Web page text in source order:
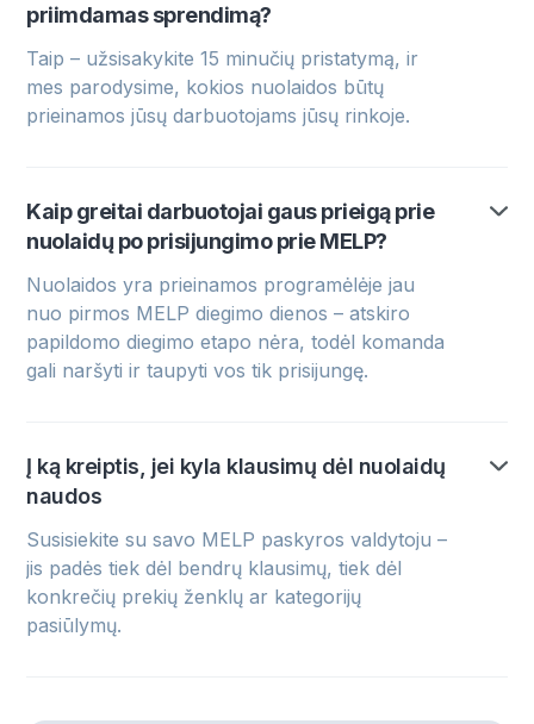
priimdamas sprendimą?
Taip – užsisakykite 15 minučių pristatymą, ir
mes parodysime, kokios nuolaidos būtų
prieinamos jūsų darbuotojams jūsų rinkoje.
Kaip greitai darbuotojai gaus prieigą prie
nuolaidų po prisijungimo prie MELP?
Nuolaidos yra prieinamos programėlėje jau
nuo pirmos MELP diegimo dienos – atskiro
papildomo diegimo etapo nėra, todėl komanda
gali naršyti ir taupyti vos tik prisijungę.
Į ką kreiptis, jei kyla klausimų dėl nuolaidų
naudos
Susisiekite su savo MELP paskyros valdytoju –
jis padės tiek dėl bendrų klausimų, tiek dėl
konkrečių prekių ženklų ar kategorijų
pasiūlymų.